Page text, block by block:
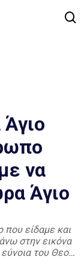
να
Άγιο
είδαμε και
στην εικόνα
του Θεού